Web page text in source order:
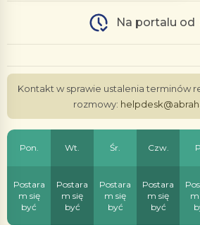
Na portalu od
Kontakt w sprawie ustalenia terminów
rozmowy:
Pon. Wt. Śr. Czw.
Postara
m się
być
Postara
m się
być
Postara
m się
być
Postara
m się
być
m